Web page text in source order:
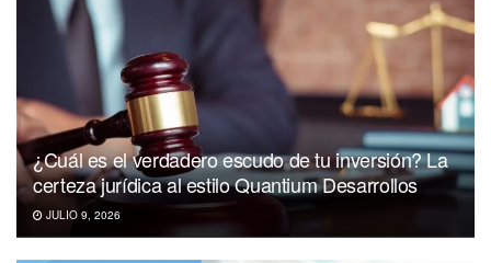
¿Cuál es el verdadero escudo de tu inversión? La
certeza jurídica al estilo Quantium Desarrollos
JULIO 9, 2026